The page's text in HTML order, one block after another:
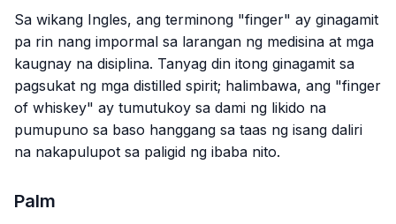
Sa wikang Ingles, ang terminong "finger" ay ginagamit
pa rin nang impormal sa larangan ng medisina at mga
kaugnay na disiplina. Tanyag din itong ginagamit sa
pagsukat ng mga distilled spirit; halimbawa, ang "finger
of whiskey" ay tumutukoy sa dami ng likido na
pumupuno sa baso hanggang sa taas ng isang daliri
na nakapulupot sa paligid ng ibaba nito.
Palm